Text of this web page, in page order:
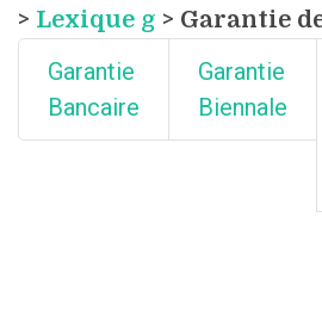
> Lexique g > Garantie
Garantie
Bancaire
Garantie
Biennale